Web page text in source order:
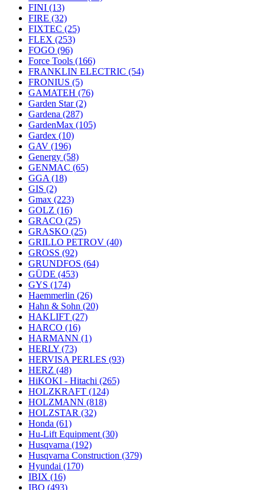
FINI (13)
FIRE (32)
FIXTEC (25)
FLEX (253)
FOGO (96)
Force Tools (166)
FRANKLIN ELECTRIC (54)
FRONIUS (5)
GAMATEH (76)
Garden Star(2)
Gardena (287)
GardenMax (105)
Gardex (10)
GAV (196)
Genergy (58)
GENMAC (65)
GGA (18)
GIS (2)
Gmax (223)
GOLZ (16)
GRACO (25)
GRASKO (25)
GRILLO PETROV (40)
GROSS (92)
GRUNDFOS (64)
GÜDE (453)
GYS (174)
Haemmerlin (26)
Hahn & Sohn (20)
HAKLIFT (27)
HARCO (16)
HARMANN (1)
HERLY (73)
HERVISA PERLES (93)
HERZ (48)
HiKOKI - Hitachi (265)
HOLZKRAFT (124)
HOLZMANN (818)
HOLZSTAR (32)
Honda (61)
Hu-Lift Equipment (30)
Husqvarna (192)
Husqvarna Construction (379)
Hyundai (170)
IBIX (16)
IBO (493)